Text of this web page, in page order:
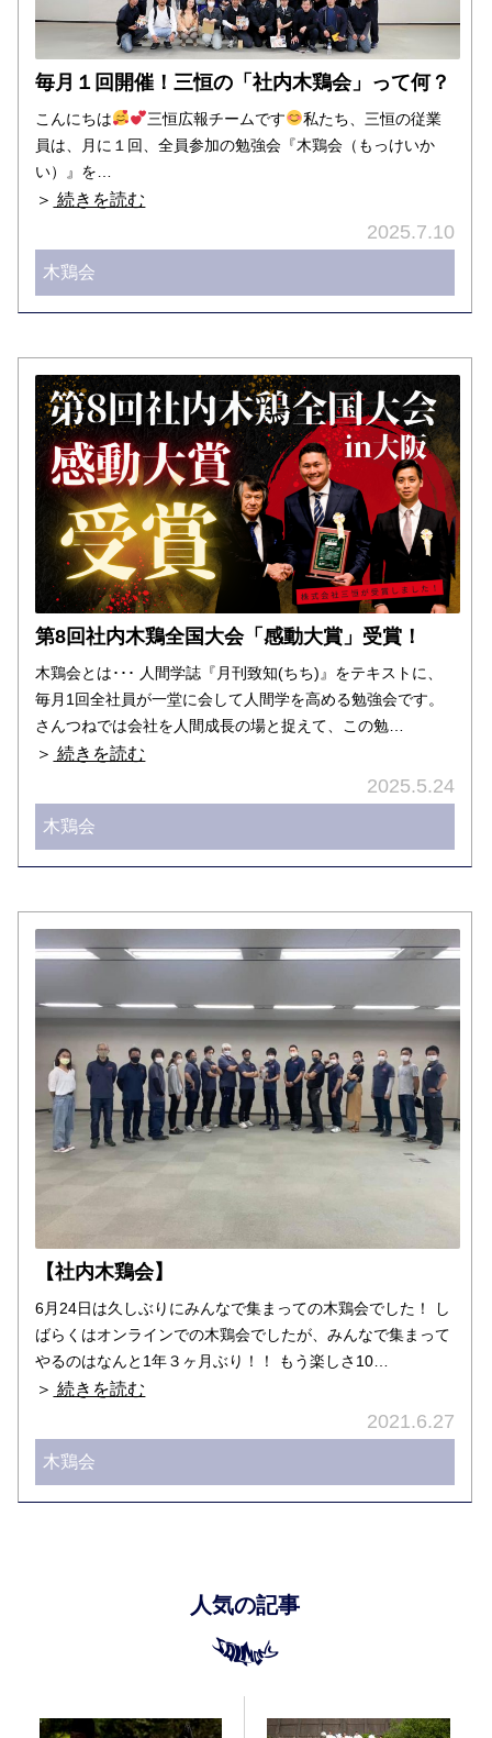
毎月１回開催！三恒の「社内木鶏会」って何？
こんにちは 三恒広報チームです
私たち、三恒の従業
員は、月に１回、全員参加の勉強会『木鶏会（もっけいか
い）』を…
＞ 続きを読む
2025.7.10
木鶏会
第8回社内木鶏全国大会「感動大賞」受賞！
木鶏会とは･･･ 人間学誌『月刊致知(ちち)』をテキストに、
毎月1回全社員が一堂に会して人間学を高める勉強会です。
さんつねでは会社を人間成長の場と捉えて、この勉…
＞ 続きを読む
2025.5.24
木鶏会
【社内木鶏会】
6月24日は久しぶりにみんなで集まっての木鶏会でした！ し
ばらくはオンラインでの木鶏会でしたが、みんなで集まって
やるのはなんと1年３ヶ月ぶり！！ もう楽しさ10…
＞ 続きを読む
2021.6.27
木鶏会
人気の記事